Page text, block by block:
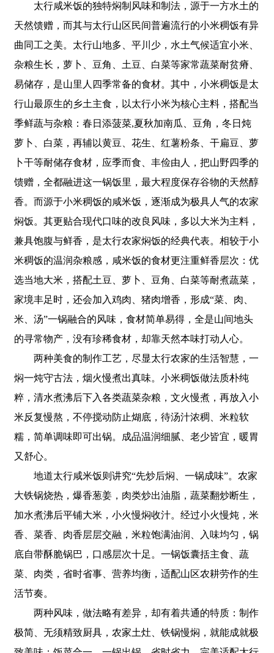
太行咸米饭的独特焖制风味和制法，源于一方水土的
天然馈赠，而其与太行山区民间普遍流行的小米稠饭有异
曲同工之美。太行山地多、平川少，水土气候适宜小米、
杂粮生长，萝卜、豆角、土豆、白菜等家常蔬菜耐贫瘠、
易储存，是山里人四季常备的食材。其中，小米稠饭是太
行山最原生的乡土主食，以太行小米为核心主料，搭配当
季鲜蔬与杂粮：春日添菠菜,夏秋加南瓜、豆角，冬日炖
萝卜、白菜，再辅以黄豆、花生、红薯粉条、干扁豆、萝
卜干等耐储存食材，应季而食、丰俭由人，把山野四季的
馈赠，全都融进这一锅饭里，最大程度保存谷物的天然醇
香。而源于小米稠饭的咸米饭，逐渐成为极具人气的农家
焖饭。其更贴合现代口味的改良风味，多以大米为主料，
兼具饱腹与鲜香，是太行农家焖饭的经典代表。相较于小
米稠饭的温润杂粮感，咸米饭的食材更注重鲜香层次：优
选当地大米，搭配土豆、萝卜、豆角、白菜等耐煮蔬菜，
家境丰足时，还会加入鸡肉、猪肉增香，形成“菜、肉、
米、汤”一锅融合的风味，食材简单易得，全是山间地头
的寻常物产，没有珍稀食材，却靠天然本味打动人心。
两种美食的制作工艺，尽显太行农家的生活智慧，一
焖一炖守古法，烟火慢煮出真味。小米稠饭做法质朴纯
粹，清水煮沸后下入各类蔬菜杂粮，文火慢煮，再放入小
米反复慢熬，不停搅动防止煳底，待汤汁浓稠、米粒软
糯，简单调味即可出锅。成品温润细腻、老少皆宜，暖胃
又舒心。
地道太行咸米饭则讲究“先炒后焖、一锅成味”。农家
大铁锅烧热，爆香葱姜，肉类炒出油脂，蔬菜翻炒断生，
加水煮沸后平铺大米，小火慢焖收汁。经过小火慢炖，米
香、菜香、肉香层层交融，米粒饱满油润、入味均匀，锅
底自带酥脆锅巴，口感层次十足。一锅饭囊括主食、蔬
菜、肉类，省时省事、营养均衡，适配山区农耕劳作的生
活节奏。
两种风味，做法略有差异，却有着共通的特质：制作
极简、无须精致厨具，农家土灶、铁锅慢焖，就能成就极